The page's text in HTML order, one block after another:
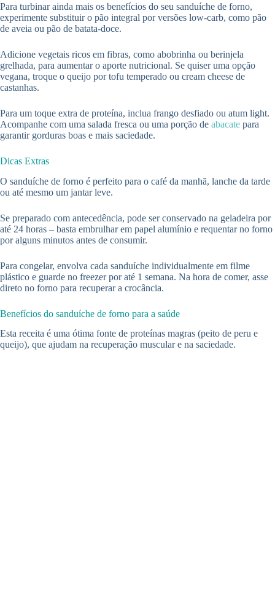
Para turbinar ainda mais os benefícios do seu sanduíche de forno,
experimente substituir o pão integral por versões low-carb, como pão
de aveia ou pão de batata-doce.
Adicione vegetais ricos em fibras, como abobrinha ou berinjela
grelhada, para aumentar o aporte nutricional. Se quiser uma opção
vegana, troque o queijo por tofu temperado ou cream cheese de
castanhas.
Para um toque extra de proteína, inclua frango desfiado ou atum light.
Acompanhe com uma salada fresca ou uma porção de abacate para
garantir gorduras boas e mais saciedade.
Dicas Extras
O sanduíche de forno é perfeito para o café da manhã, lanche da tarde
ou até mesmo um jantar leve.
Se preparado com antecedência, pode ser conservado na geladeira por
até 24 horas – basta embrulhar em papel alumínio e requentar no forno
por alguns minutos antes de consumir.
Para congelar, envolva cada sanduíche individualmente em filme
plástico e guarde no freezer por até 1 semana. Na hora de comer, asse
direto no forno para recuperar a crocância.
Benefícios do sanduíche de forno para a saúde
Esta receita é uma ótima fonte de proteínas magras (peito de peru e
queijo), que ajudam na recuperação muscular e na saciedade.